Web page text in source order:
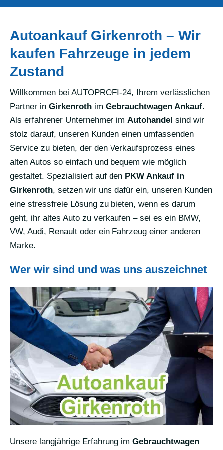
Autoankauf Girkenroth – Wir
kaufen Fahrzeuge in jedem
Zustand
Willkommen bei AUTOPROFI-24, Ihrem verlässlichen
Partner in Girkenroth im Gebrauchtwagen Ankauf.
Als erfahrener Unternehmer im Autohandel sind wir
stolz darauf, unseren Kunden einen umfassenden
Service zu bieten, der den Verkaufsprozess eines
alten Autos so einfach und bequem wie möglich
gestaltet. Spezialisiert auf den PKW Ankauf in
Girkenroth, setzen wir uns dafür ein, unseren Kunden
eine stressfreie Lösung zu bieten, wenn es darum
geht, ihr altes Auto zu verkaufen – sei es ein BMW,
VW, Audi, Renault oder ein Fahrzeug einer anderen
Marke.
Wer wir sind und was uns auszeichnet
Unsere langjährige Erfahrung im Gebrauchtwagen